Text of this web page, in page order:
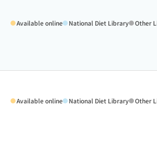
Available online National Diet Library Other
Available online National Diet Library Other